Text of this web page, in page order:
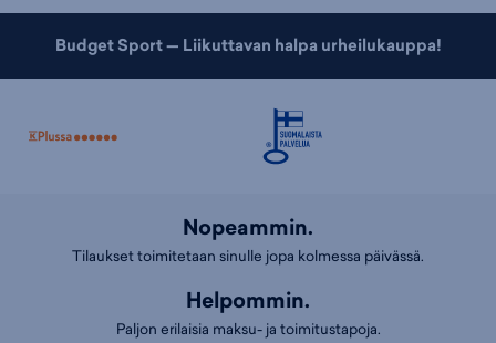
Budget Sport — Liikuttavan halpa urheilukauppa!
Nopeammin.
Tilaukset toimitetaan sinulle jopa kolmessa päivässä.
Helpommin.
Paljon erilaisia maksu- ja toimitustapoja.